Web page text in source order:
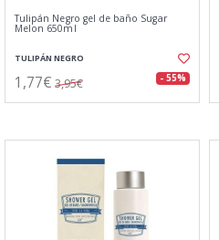
Tulipán Negro gel de baño Sugar
Melon 650ml
TULIPÁN NEGRO
1,77€ 3,95€ - 55%